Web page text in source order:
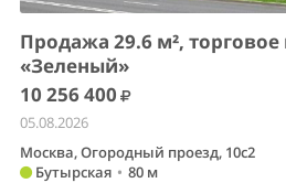
Продажа 29.6 м²,
«Зеленый»
10 256 400
05.08.2026
Москва, Огородный проезд, 10с2
Бутырская • 80 м